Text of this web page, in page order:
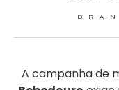
A campanha de